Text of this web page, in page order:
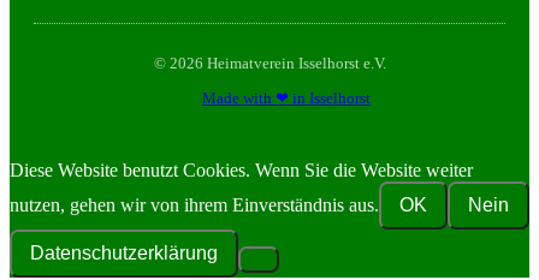
© 2026 Heimatverein Isselhorst e.V.
Made with ❤ in Isselhorst
Diese Website benutzt Cookies. Wenn Sie die Website weiter
nutzen, gehen wir von ihrem Einverständnis aus.
OK Nein
Datenschutzerklärung